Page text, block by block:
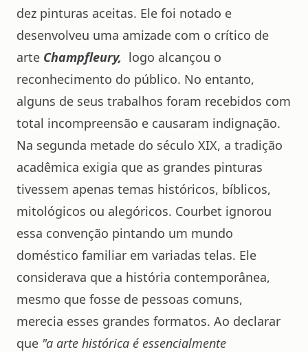
dez pinturas aceitas. Ele foi notado e
desenvolveu uma amizade com o crítico de
arte Champfleury, logo alcançou o
reconhecimento do público. No entanto,
alguns de seus trabalhos foram recebidos com
total incompreensão e causaram indignação.
Na segunda metade do século XIX, a tradição
acadêmica exigia que as grandes pinturas
tivessem apenas temas históricos, bíblicos,
mitológicos ou alegóricos. Courbet ignorou
essa convenção pintando um mundo
doméstico familiar em variadas telas. Ele
considerava que a história contemporânea,
mesmo que fosse de pessoas comuns,
merecia esses grandes formatos. Ao declarar
que "a arte histórica é essencialmente